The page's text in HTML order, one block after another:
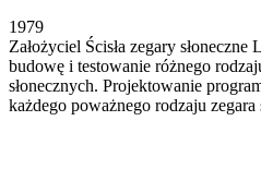
1979
Założyciel Ścisła zegary
budowę i testowanie różnego
słonecznych. Projektowanie
każdego poważnego rodzaju zegara